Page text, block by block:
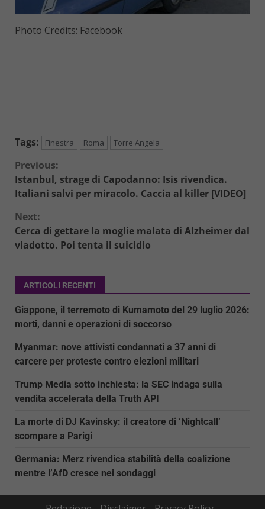
Photo Credits: Facebook
Tags: Finestra Roma Torre Angela
Continue
Reading
Previous:
Istanbul, strage di Capodanno: Isis rivendica.
Italiani salvi per miracolo. Caccia al killer [VIDEO]
Next:
Cerca di gettare la moglie malata di Alzheimer dal
viadotto. Poi tenta il suicidio
ARTICOLI RECENTI
Giappone, il terremoto di Kumamoto del 29 luglio 2026:
morti, danni e operazioni di soccorso
Myanmar: nove attivisti condannati a 37 anni di
carcere per proteste contro elezioni militari
Trump Media sotto inchiesta: la SEC indaga sulla
vendita accelerata della Truth API
La morte di DJ Kavinsky: il creatore di ‘Nightcall’
scompare a Parigi
Germania: Merz rivendica stabilità della coalizione
mentre l’AfD cresce nei sondaggi